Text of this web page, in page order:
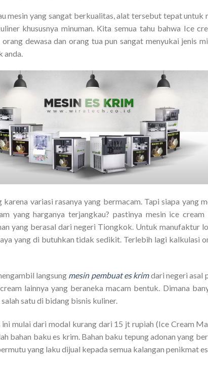
mesin yang sangat berkualitas, alat tersebut tepat untuk
khususnya minuman. Kita semua tahu bahwa Ice
dewasa dan orang tua pun sangat menyukai jenis
variasi rasanya yang bermacam. Tapi siapa yang
yang harganya terjangkau? pastinya mesin ice
yang berasal dari negeri Tiongkok. Untuk manufaktur
yang di butuhkan tidak sedikit. Terlebih lagi kalkulasi
langsung mesin pembuat es krimdari negeri asal
lainnya yang beraneka macam bentuk. Dimana
satu di bidang bisnis kuliner.
ini mulai dari modal kurang dari 15 jt rupiah (Ice Cream
bahan baku es krim. Bahan baku tepung adonan yang
yang laku dijual kepada semua kalangan penikmat